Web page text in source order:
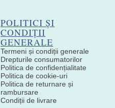
POLITICI ȘI
CONDIȚII
GENERALE
Termeni și condiții generale
Drepturile consumatorilor
Politica de confidențialitate
Politica de cookie-uri
Politica de returnare și
rambursare
Condiții de livrare